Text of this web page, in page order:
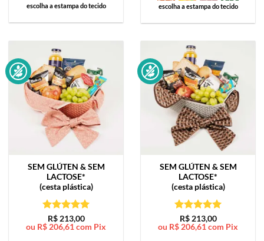
escolha a estampa do tecido escolha a estampa do tecido
SEM GLÚTEN & SEM
LACTOSE*
(cesta plástica)
Avaliação5
de 5
R$213,00
ou R$ 206,61 com Pix
SEM GLÚTEN & SEM
LACTOSE*
(cesta plástica)
Avaliação5
de 5
R$213,00
ou R$ 206,61 com Pix